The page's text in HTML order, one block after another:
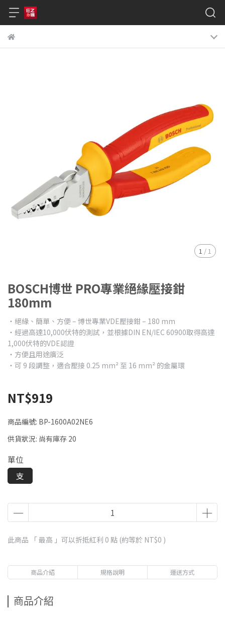
1 / 1
BOSCH博世 PRO專業絕緣壓接鉗
180mm
‧絕緣、簡單、方便 – 博世專業VDE壓接鉗 – 180 mm
‧經過高達10,000伏特的測試，並根據DIN EN/IEC 60900取得高達
1,000伏特的VDE認證
‧方便且用途廣泛
‧可 9 段調整，適合壓接 0.25 mm² 至 16 mm² 的金屬環
NT$919
商品編號: BP-1600A02NE6
供貨狀況: 尚有庫存 20
單位
支
此商品 「 最高 」可以折抵紅利 0 點 (約等於 NT$0 )
商品介紹 規格說明 運送方式
商品介紹